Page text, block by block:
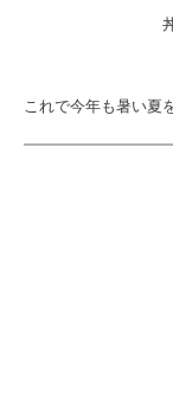
丼にしても、そ
これで今年も暑い夏